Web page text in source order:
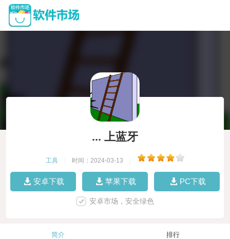
... 上蓝牙
工具 时间：2024-03-13
安卓下载 苹果下载 PC下载
安卓市场，安全绿色
简介 排行